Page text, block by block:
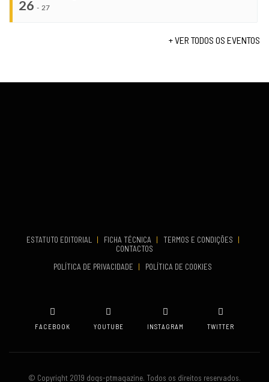
VENUE
Set 19, 2026
26 - 27
+ VER TODOS OS EVENTOS
ESTATUTO EDITORIAL | FICHA TÉCNICA | TERMOS E CONDIÇÕES
|
CONTACTOS
POLÍTICA DE PRIVACIDADE
| POLÍTICA DE COOKIES
FACEBOOK YOUTUBE INSTAGRAM TWITTER
© Copyright 2019 dogs-ptmagazine. Todos os direitos reservados.